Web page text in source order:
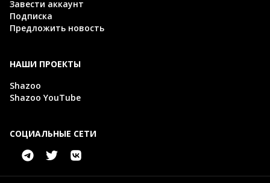
Завести аккаунт
Подписка
Предложить новость
НАШИ ПРОЕКТЫ
Shazoo
Shazoo YouTube
СОЦИАЛЬНЫЕ СЕТИ